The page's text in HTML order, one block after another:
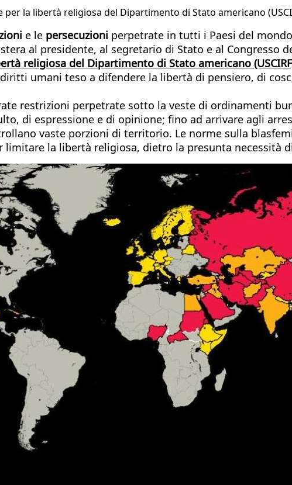
la libertà religiosa del Dipartimento di Stato americano
e le persecuzioni perpetrate in tutti i Paesi del
al presidente, al segretario di Stato e al Congresso
religiosa del Dipartimento di Stato americano
umani teso a difendere la libertà di pensiero, di
restrizioni perpetrate sotto la veste di ordinamenti
di espressione e di opinione; fino ad arrivare agli
vaste porzioni di territorio. Le norme sulla
la libertà religiosa, dietro la presunta necessità